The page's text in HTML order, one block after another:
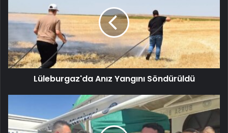
Lüleburgaz'da Anız Yangını Söndürüldü